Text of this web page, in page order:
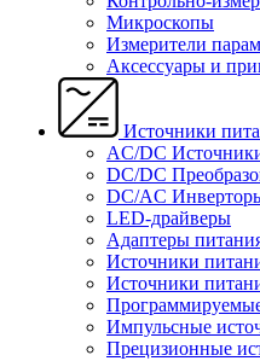
Микроскопы
Измерители
Аксессуары и
Источники
AC/DC
DC/DC
DC/AC
LED-драйверы
Адаптеры
Источники
Источники
Импульсные
Прецизионные